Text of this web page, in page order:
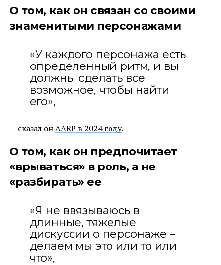
О том, как он связан со своими
знаменитыми персонажами
«У каждого персонажа есть
определенный ритм, и вы
должны сделать все
возможное, чтобы найти
его»,
— сказал онAARP в 2024 году.
О том, как он предпочитает
«врываться» в роль, а не
«разбирать» ее
«Я не ввязываюсь в
длинные, тяжелые
дискуссии о персонаже –
делаем мы это или то или
что»,